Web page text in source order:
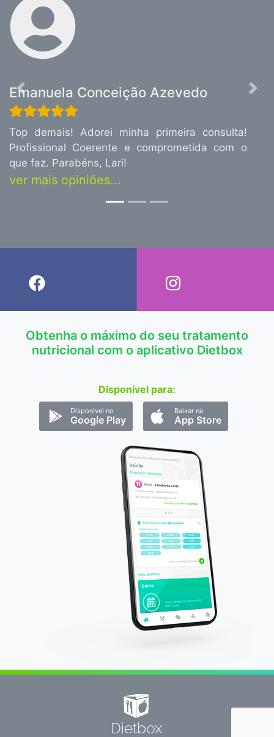
Emanuela Conceição Azevedo
Top demais! Adorei minha primeira consulta!
Profissional Coerente e comprometida com o
que faz. Parabéns, Lari!
ver mais opiniões...
Previous Next
Obtenha o máximo do seu tratamento
nutricional com o aplicativo Dietbox
Disponível para:
Disponível no
Google Play
Baixar na
App Store